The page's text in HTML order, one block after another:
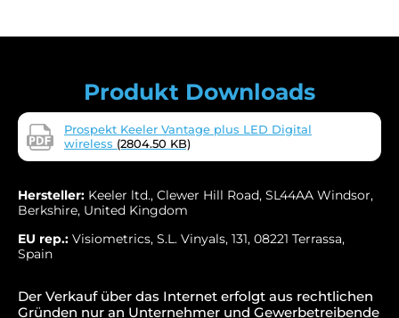
Produkt Downloads
Prospekt Keeler Vantage plus LED Digital
wireless (2804.50 KB)
Hersteller: Keeler ltd., Clewer Hill Road, SL44AA Windsor,
Berkshire, United Kingdom
EU rep.: Visiometrics, S.L. Vinyals, 131, 08221 Terrassa,
Spain
Der Verkauf über das Internet erfolgt aus rechtlichen
Gründen nur an Unternehmer und Gewerbetreibende